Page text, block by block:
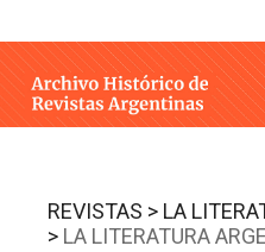
INTEGRANTES
CONTACTO
REVISTAS > LA
> LA LITERATURA